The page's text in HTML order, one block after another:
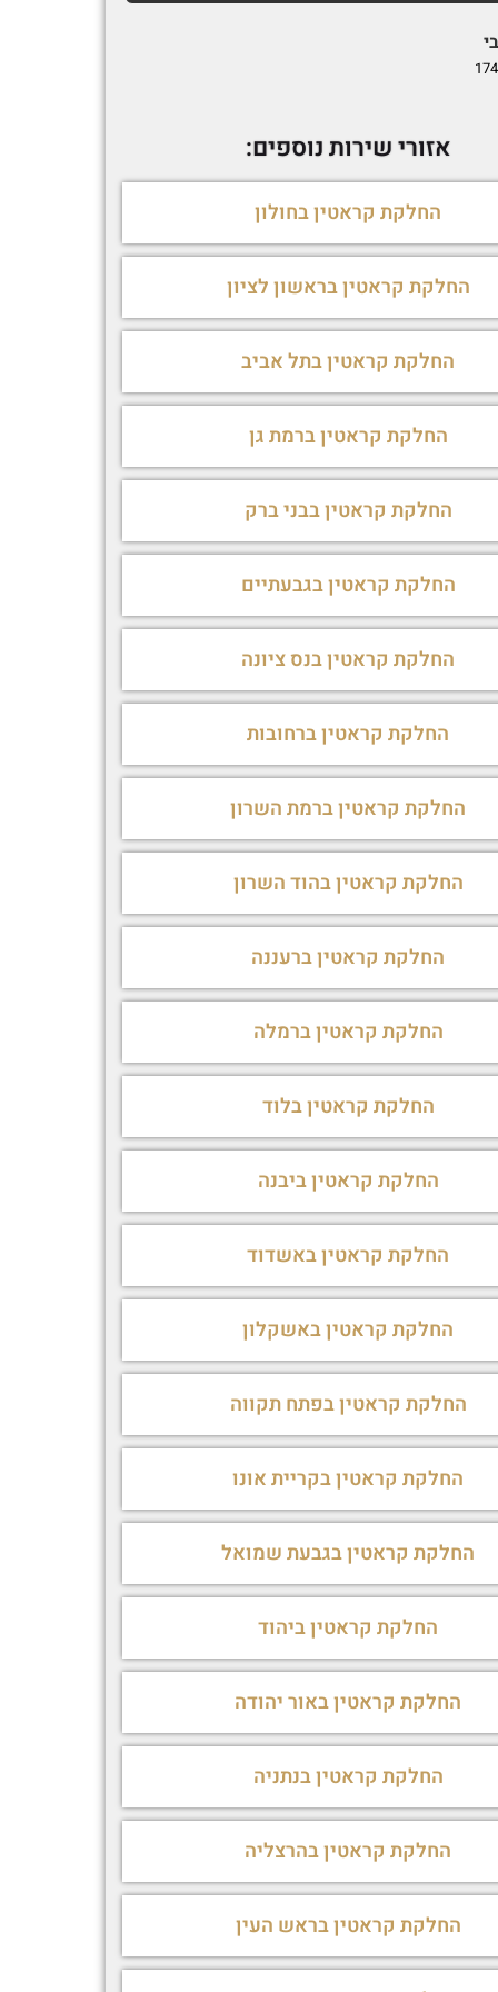
אזורי שירות נוספים:
החלקת קראטין בחולון
החלקת קראטין בראשון לציון
החלקת קראטין בתל אביב
החלקת קראטין ברמת גן
החלקת קראטין בבני ברק
החלקת קראטין בגבעתיים
החלקת קראטין בנס ציונה
החלקת קראטין ברחובות
החלקת קראטין ברמת השרון
החלקת קראטין בהוד השרון
החלקת קראטין ברעננה
החלקת קראטין ברמלה
החלקת קראטין בלוד
החלקת קראטין ביבנה
החלקת קראטין באשדוד
החלקת קראטין באשקלון
החלקת קראטין בפתח תקווה
החלקת קראטין בקריית אונו
החלקת קראטין בגבעת שמואל
החלקת קראטין ביהוד
החלקת קראטין באור יהודה
החלקת קראטין בנתניה
החלקת קראטין בהרצליה
החלקת קראטין בראש העין